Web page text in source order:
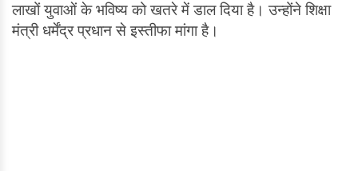
लाखों युवाओं के भविष्य को खतरे में डाल दिया है। उन्होंने शिक्षा
मंत्री धर्मेंद्र प्रधान से इस्तीफा मांगा है।